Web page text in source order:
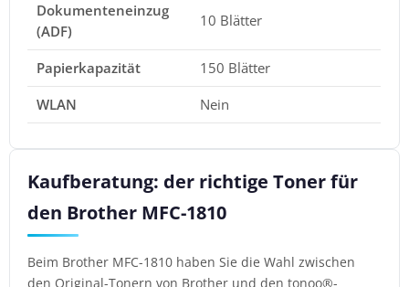
Dokumenteneinzug
(ADF)
10 Blätter
Papierkapazität
150 Blätter
WLAN
Nein
Kaufberatung: der richtige Toner für
den Brother MFC-1810
Beim Brother MFC-1810 haben Sie die Wahl zwischen
den Original-Tonern von Brother und den tonoo®-